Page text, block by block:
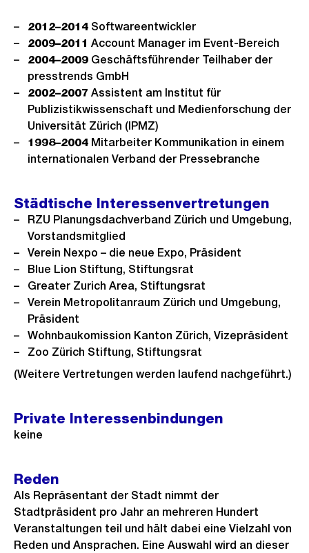
2012–2014 Softwareentwickler
2009–2011 Account Manager im Event-Bereich
2004–2009 Geschäftsführender Teilhaber der
presstrends GmbH
2002–2007 Assistent am Institut für
Publizistikwissenschaft und Medienforschung der
Universität Zürich (IPMZ)
1998–2004 Mitarbeiter Kommunikation in einem
internationalen Verband der Pressebranche
Städtische Interessenvertretungen
RZU Planungsdachverband Zürich und Umgebung,
Vorstandsmitglied
Verein Nexpo – die neue Expo, Präsident
Blue Lion Stiftung, Stiftungsrat
Greater Zurich Area, Stiftungsrat
Verein Metropolitanraum Zürich und Umgebung,
Präsident
Wohnbaukomission Kanton Zürich, Vizepräsident
Zoo Zürich Stiftung, Stiftungsrat
(Weitere Vertretungen werden laufend nachgeführt.)
Private Interessenbindungen
keine
Reden
Als Repräsentant der Stadt nimmt der
Stadtpräsident pro Jahr an mehreren Hundert
Veranstaltungen teil und hält dabei eine Vielzahl von
Reden und Ansprachen. Eine Auswahl wird an dieser